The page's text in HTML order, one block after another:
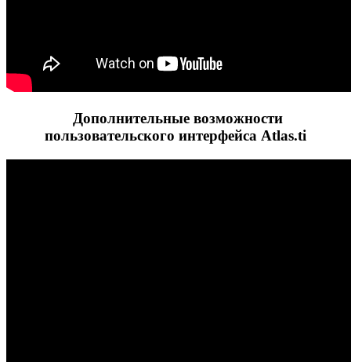
Дополнительные возможности
пользовательского интерфейса Atlas.ti